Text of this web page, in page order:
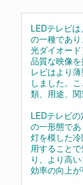
LEDテレビ
の一種であ
光ダイオー
品質な映像
レビはより
しました。
類、用途、関
LEDテレビ
の一形態で
灯を模した
用すること
り、より高
効率の向上が